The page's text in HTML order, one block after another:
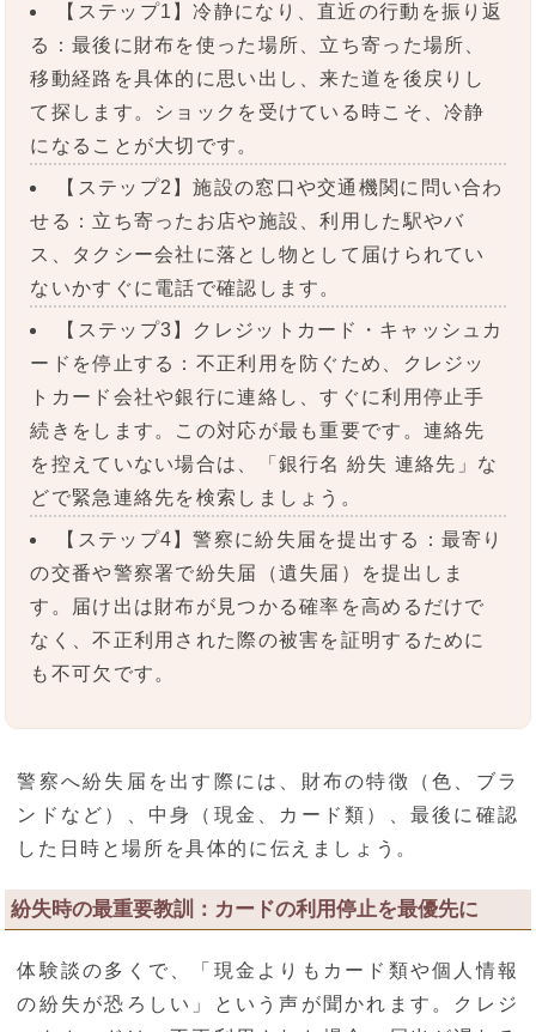
【ステップ1】冷静になり、直近の行動を振り返
る：最後に財布を使った場所、立ち寄った場所、
移動経路を具体的に思い出し、来た道を後戻りし
て探します。ショックを受けている時こそ、冷静
になることが大切です。
【ステップ2】施設の窓口や交通機関に問い合わ
せる：立ち寄ったお店や施設、利用した駅やバ
ス、タクシー会社に落とし物として届けられてい
ないかすぐに電話で確認します。
【ステップ3】クレジットカード・キャッシュカ
ードを停止する：不正利用を防ぐため、クレジッ
トカード会社や銀行に連絡し、すぐに利用停止手
続きをします。この対応が最も重要です。連絡先
を控えていない場合は、「銀行名 紛失 連絡先」な
どで緊急連絡先を検索しましょう。
【ステップ4】警察に紛失届を提出する：最寄り
の交番や警察署で紛失届（遺失届）を提出しま
す。届け出は財布が見つかる確率を高めるだけで
なく、不正利用された際の被害を証明するために
も不可欠です。
警察へ紛失届を出す際には、財布の特徴（色、ブラ
ンドなど）、中身（現金、カード類）、最後に確認
した日時と場所を具体的に伝えましょう。
紛失時の最重要教訓：カードの利用停止を最優先に
体験談の多くで、「現金よりもカード類や個人情報
の紛失が恐ろしい」という声が聞かれます。クレジ